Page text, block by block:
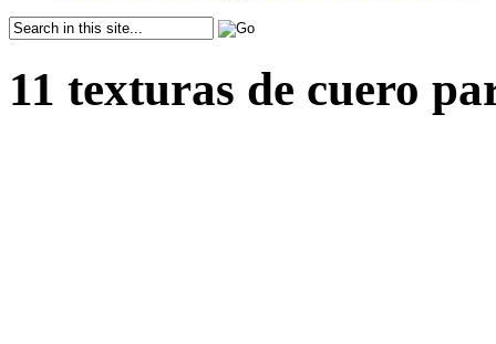
11 texturas de cuero